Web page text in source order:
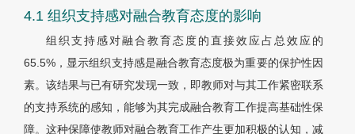
4.1 组织支持感对融合教育态度的影响
组织支持感对融合教育态度的直接效应占总效应的
65.5%，显示组织支持感是融合教育态度极为重要的保护性因
素。该结果与已有研究发现一致，即教师对与其工作紧密联系
的支持系统的感知，能够为其完成融合教育工作提高基础性保
障。这种保障使教师对融合教育工作产生更加积极的认知，减